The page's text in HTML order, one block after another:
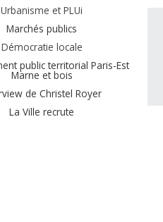
Urbanisme et PLUi
Marchés publics
Démocratie locale
public territorial Paris-Est
Marne et bois
de Christel Royer
La Ville recrute